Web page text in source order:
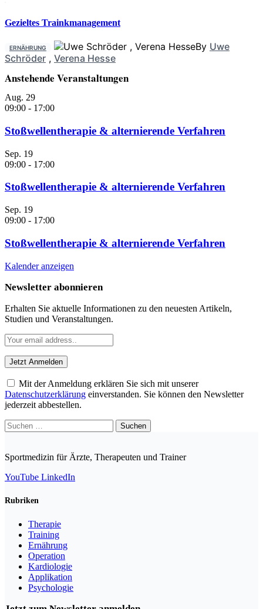
Gezieltes Trainkmanagement
ERNÄHRUNG By Uwe
Schröder , Verena Hesse
Anstehende Veranstaltungen
Aug. 29
09:00 - 17:00
Stoßwellentherapie & alternierende Verfahren
Sep. 19
09:00 - 17:00
Stoßwellentherapie & alternierende Verfahren
Sep. 19
09:00 - 17:00
Stoßwellentherapie & alternierende Verfahren
Kalender anzeigen
Newsletter abonnieren
Erhalten Sie aktuelle Informationen zu den neuesten Artikeln,
Studien und Veranstaltungen.
Mit der Anmeldung erklären Sie sich mit unserer
Datenschutzerklärung einverstanden. Sie können den Newsletter
jederzeit abbestellen.
Suchen
nach:
Sportmedizin für Ärzte, Therapeuten und Trainer
YouTube LinkedIn
Rubriken
Therapie
Training
Ernährung
Operation
Kardiologie
Applikation
Psychologie